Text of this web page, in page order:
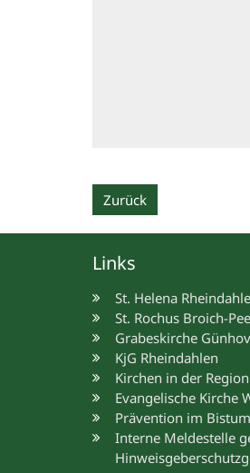
Zurück
Links
St. Helena
St. Rochus Broich-
Grabeskirche
KjG Rheindahlen
Kirchen in der
Evangelische Kirche
Prävention im
Interne Meldestelle